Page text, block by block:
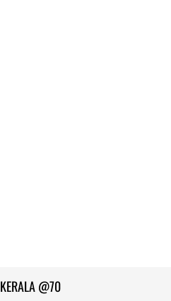
KERALA @70